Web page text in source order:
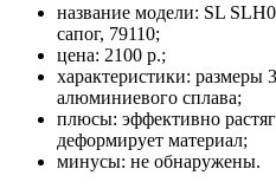
название модели: SL
сапог, 79110;
цена: 2100 р.;
характеристики: размеры
алюминиевого сплава;
плюсы: эффективно
деформирует материал;
минусы: не обнаружены.